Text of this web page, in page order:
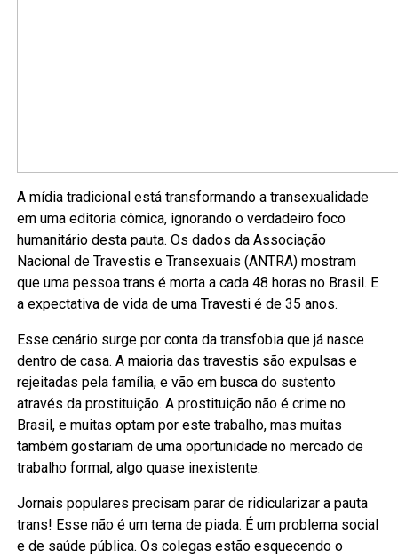
A mídia tradicional está transformando a transexualidade
em uma editoria cômica, ignorando o verdadeiro foco
humanitário desta pauta. Os dados da Associação
Nacional de Travestis e Transexuais (ANTRA) mostram
que uma pessoa trans é morta a cada 48 horas no Brasil. E
a expectativa de vida de uma Travesti é de 35 anos.
Esse cenário surge por conta da transfobia que já nasce
dentro de casa. A maioria das travestis são expulsas e
rejeitadas pela família, e vão em busca do sustento
através da prostituição. A prostituição não é crime no
Brasil, e muitas optam por este trabalho, mas muitas
também gostariam de uma oportunidade no mercado de
trabalho formal, algo quase inexistente.
Jornais populares precisam parar de ridicularizar a pauta
trans! Esse não é um tema de piada. É um problema social
e de saúde pública. Os colegas estão esquecendo o